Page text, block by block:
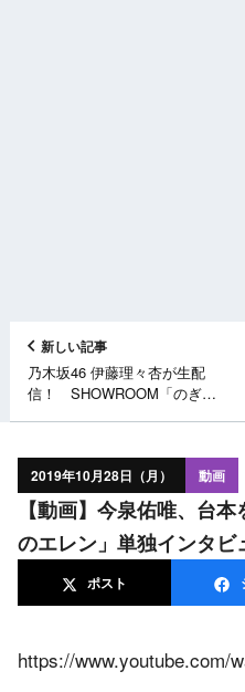
新しい記事
乃木坂46 伊藤理々杏が生配
信！ SHOWROOM「のぎお
2019年10月28日（月） 動画
【動画】今泉佑唯、台本を読んでキュン♡「左きき
のエレン」単独インタビ
ポスト
https://www.youtube.com/